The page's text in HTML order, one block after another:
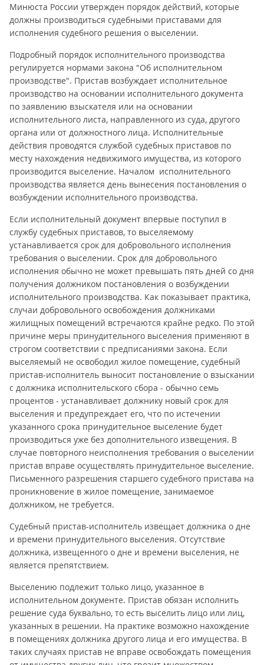
Минюста России утвержден порядок действий, которые
должны производиться судебными приставами для
исполнения судебного решения о выселении.
Подробный порядок исполнительного производства
регулируется нормами закона "Об исполнительном
производстве". Пристав возбуждает исполнительное
производство на основании исполнительного документа
по заявлению взыскателя или на основании
исполнительного листа, направленного из суда, другого
органа или от должностного лица. Исполнительные
действия проводятся службой судебных приставов по
месту нахождения недвижимого имущества, из которого
производится выселение. Началом исполнительного
производства является день вынесения постановления о
возбуждении исполнительного производства.
Если исполнительный документ впервые поступил в
службу судебных приставов, то выселяемому
устанавливается срок для добровольного исполнения
требования о выселении. Срок для добровольного
исполнения обычно не может превышать пять дней со дня
получения должником постановления о возбуждении
исполнительного производства. Как показывает практика,
случаи добровольного освобождения должниками
жилищных помещений встречаются крайне редко. По этой
причине меры принудительного выселения применяют в
строгом соответствии с предписаниями закона. Если
выселяемый не освободил жилое помещение, судебный
пристав-исполнитель выносит постановление о взыскании
с должника исполнительского сбора - обычно семь
процентов - устанавливает должнику новый срок для
выселения и предупреждает его, что по истечении
указанного срока принудительное выселение будет
производиться уже без дополнительного извещения. В
случае повторного неисполнения требования о выселении
пристав вправе осуществлять принудительное выселение.
Письменного разрешения старшего судебного пристава на
проникновение в жилое помещение, занимаемое
должником, не требуется.
Судебный пристав-исполнитель извещает должника о дне
и времени принудительного выселения. Отсутствие
должника, извещенного о дне и времени выселения, не
является препятствием.
Выселению подлежит только лицо, указанное в
исполнительном документе. Пристав обязан исполнить
решение суда буквально, то есть выселить лицо или лиц,
указанных в решении. На практике возможно нахождение
в помещениях должника другого лица и его имущества. В
таких случаях пристав не вправе освобождать помещения